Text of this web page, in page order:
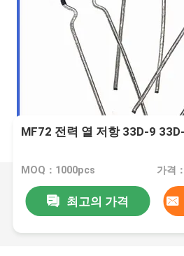
MF72 전력 열 저항 33D-9
MOQ：1000pcs 가격
최고의 가격